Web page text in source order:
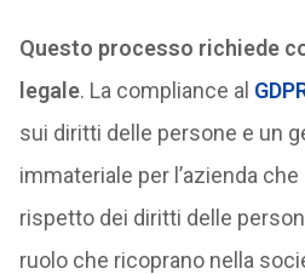
Questo processo richiede
legale. La compliance al
sui diritti delle persone e un
immateriale per l’azienda
rispetto dei diritti delle
ruolo che ricoprano nella